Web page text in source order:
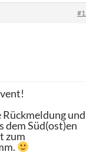
und
dem Süd(ost)en
zum